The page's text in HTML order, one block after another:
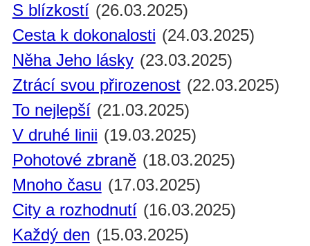
S blízkostí (26.03.2025)
Cesta k dokonalosti (24.03.2025)
Něha Jeho lásky (23.03.2025)
Ztrácí svou přirozenost (22.03.2025)
To nejlepší (21.03.2025)
V druhé linii (19.03.2025)
Pohotové zbraně (18.03.2025)
Mnoho času (17.03.2025)
City a rozhodnutí (16.03.2025)
Každý den (15.03.2025)